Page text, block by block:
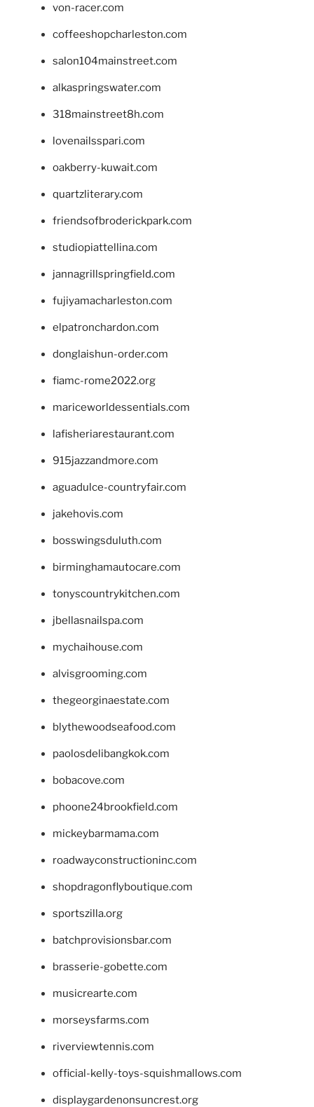
von-racer.com
coffeeshopcharleston.com
salon104mainstreet.com
alkaspringswater.com
318mainstreet8h.com
lovenailsspari.com
oakberry-kuwait.com
quartzliterary.com
friendsofbroderickpark.com
studiopiattellina.com
jannagrillspringfield.com
fujiyamacharleston.com
elpatronchardon.com
donglaishun-order.com
fiamc-rome2022.org
mariceworldessentials.com
lafisheriarestaurant.com
915jazzandmore.com
aguadulce-countryfair.com
jakehovis.com
bosswingsduluth.com
birminghamautocare.com
tonyscountrykitchen.com
jbellasnailspa.com
mychaihouse.com
alvisgrooming.com
thegeorginaestate.com
blythewoodseafood.com
paolosdelibangkok.com
bobacove.com
phoone24brookfield.com
mickeybarmama.com
roadwayconstructioninc.com
shopdragonflyboutique.com
sportszilla.org
batchprovisionsbar.com
brasserie-gobette.com
musicrearte.com
morseysfarms.com
riverviewtennis.com
official-kelly-toys-squishmallows.com
displaygardenonsuncrest.org